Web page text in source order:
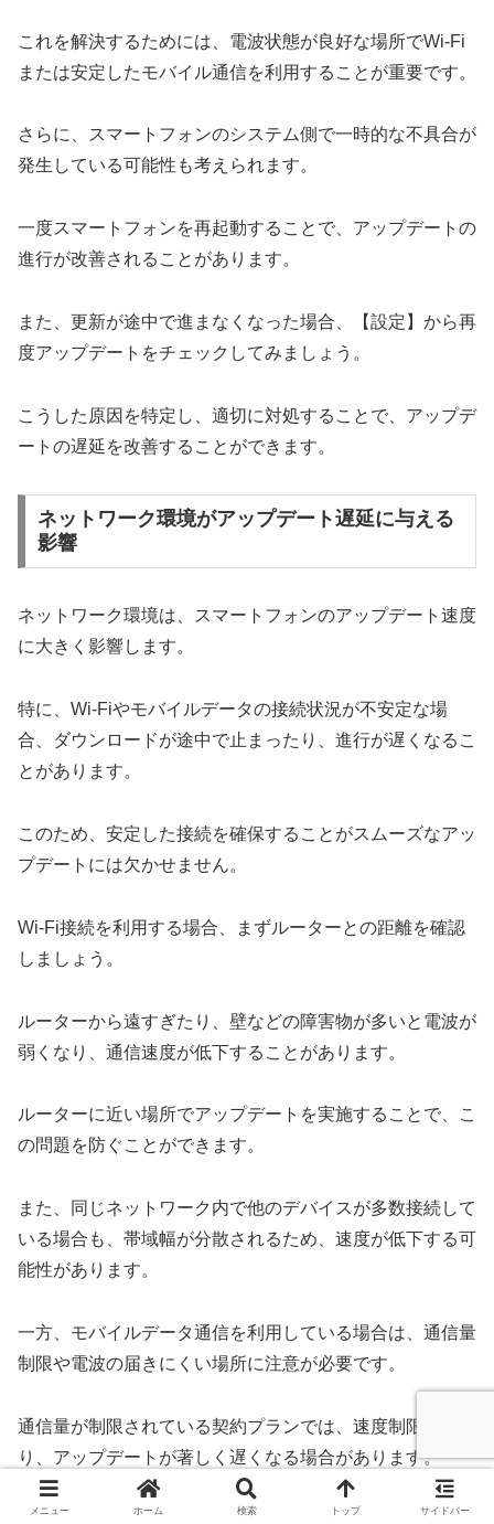
これを解決するためには、電波状態が良好な場所でWi-Fi
または安定したモバイル通信を利用することが重要です。
さらに、スマートフォンのシステム側で一時的な不具合が
発生している可能性も考えられます。
一度スマートフォンを再起動することで、アップデートの
進行が改善されることがあります。
また、更新が途中で進まなくなった場合、【設定】から再
度アップデートをチェックしてみましょう。
こうした原因を特定し、適切に対処することで、アップデ
ートの遅延を改善することができます。
ネットワーク環境がアップデート遅延に与える
影響
ネットワーク環境は、スマートフォンのアップデート速度
に大きく影響します。
特に、Wi-Fiやモバイルデータの接続状況が不安定な場
合、ダウンロードが途中で止まったり、進行が遅くなるこ
とがあります。
このため、安定した接続を確保することがスムーズなアッ
プデートには欠かせません。
Wi-Fi接続を利用する場合、まずルーターとの距離を確認
しましょう。
ルーターから遠すぎたり、壁などの障害物が多いと電波が
弱くなり、通信速度が低下することがあります。
ルーターに近い場所でアップデートを実施することで、こ
の問題を防ぐことができます。
また、同じネットワーク内で他のデバイスが多数接続して
いる場合も、帯域幅が分散されるため、速度が低下する可
能性があります。
一方、モバイルデータ通信を利用している場合は、通信量
制限や電波の届きにくい場所に注意が必要です。
通信量が制限されている契約プランでは、速度制限がかか
り、アップデートが著しく遅くなる場合があります。
また、地下や建物内など、電波が弱い環境では通信が途切
メニュー ホーム 検索 トップ サイドバー